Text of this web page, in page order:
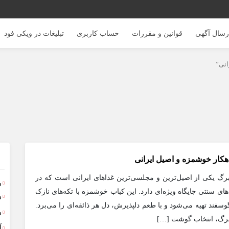
آگهی قوانین و مقررات حساب کاربری تبلیغات در ویکی فود
خوشمزه و اصیل ایرانی
یکی از اصیل‌ترین و مجلسی‌ترین غذاهای ایرانی است که در
سنتی جایگاه ویژه‌ای دارد. این کباب خوشمزه با تکه‌های نازک
تهیه می‌شود و با طعم دلپذیرش، دل هر ذائقه‌ای را می‌برد.
برگ، انتخاب گوشت […]